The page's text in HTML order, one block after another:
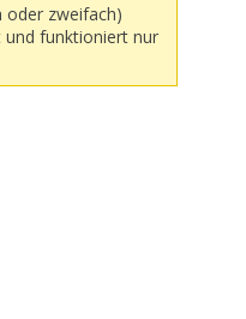
oder zweifach)
und funktioniert nur